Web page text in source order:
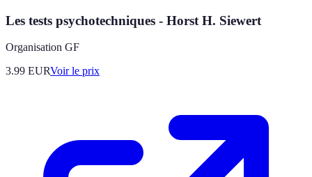
Les tests psychotechniques - Horst H. Siewert
Organisation GF
3.99 EURVoir le prix